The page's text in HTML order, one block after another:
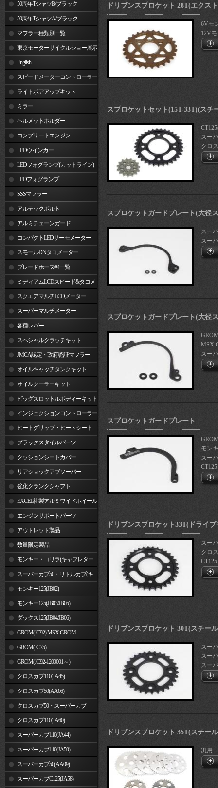
50周年TシャツB/ブラック
50周年TシャツA/ブラック
マフラー種類別一覧
東京モーターサイクルショー展示
車両 English
スピードメーターコントローラー
ライトボアアップキット
ミラー
ヘルメットホルダー
コンプリートエンジン
LEDウインカー
LEDフォグランプ(カットライン)
LEDフォグランプ
SSSマフラー
アルテックボルト
アルミチェーンガード
コンパクトLEDサーモメーター
スモールDNタコメーター
ブレードホース#4一覧
ミディアムLCDスピード&タコメ
ータースクエアマルチLCDメーター
スーパーマルチメーター
各種レバー
スペシャルクラッチキット
JMCA認定・政府認証マフラー
オイルキャッチタンクキット
オイルクーラーキット
ビッグスロットルボディーキット
インジェクションコントローラー
ヒートグリップ・ヒートシート
ブラックスタイルパーツ
クッションシートカバー
リアショックアブソーバー
強化クランクシャフト
EXCEL社製アルミワイドホイール
リム エンジンサポートパーツ
アウトレット製品
数量限定製品
モンキー・ゴリラ(キャブレター
車) スーパーカブ50・リトルカブ(キ
ャブレター車)
モンキー125(JB02)
モンキー125(JB03/JB05)
ダックス125(JB04/JB06)
GROM(JC92) MSX GROM
GROM(JC75)
GROM(JC92-1200001～)
クロスカブ110(JA45)
クロスカブ50(AA06)
クロスカブ50・スーパーカブ
50(AA09)/110(JA44)
クロスカブ110(JA60)
スーパーカブ110(JA44)
スーパーカブ110(JA59)
スーパーカブ50(AA09)
スーパーカブC125(JA58)
ドリブンスプロケット 28T(エクス
6Vモ
12V
スプロケットセット(15T-33T)(スチ
スー
クロ
スプロケットガードプレート(大径
スー
スー
スプロケットガードプレート(大径
MSX
スー
スプロケットガードプレート
モン
スー
CT125
ドリブンスプロケット33T(ドライ
スー
クロ
ドリブンスプロケット 30T(スチー
スー
スー
スー
ドリブンスプロケット 35T(スチー
汎用